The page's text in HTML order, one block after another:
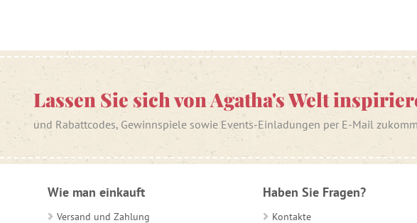
Lassen Sie sich von Agatha's Welt
und Rabattcodes, Gewinnspiele sowie Events-Einladungen per E-Mail
Wie man einkauft
Versand und Zahlung
Haben Sie Fragen?
Kontakte